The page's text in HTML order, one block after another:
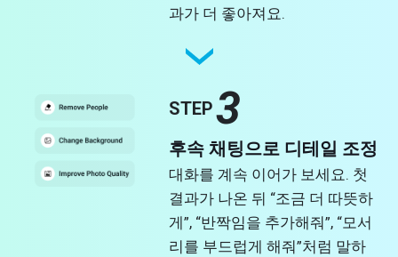
과가 더 좋아져요.
STEP3
후속 채팅으로 디테일 조정
대화를 계속 이어가 보세요. 첫
결과가 나온 뒤 “조금 더 따뜻하
게”, “반짝임을 추가해줘”, “모서
리를 부드럽게 해줘”처럼 말하